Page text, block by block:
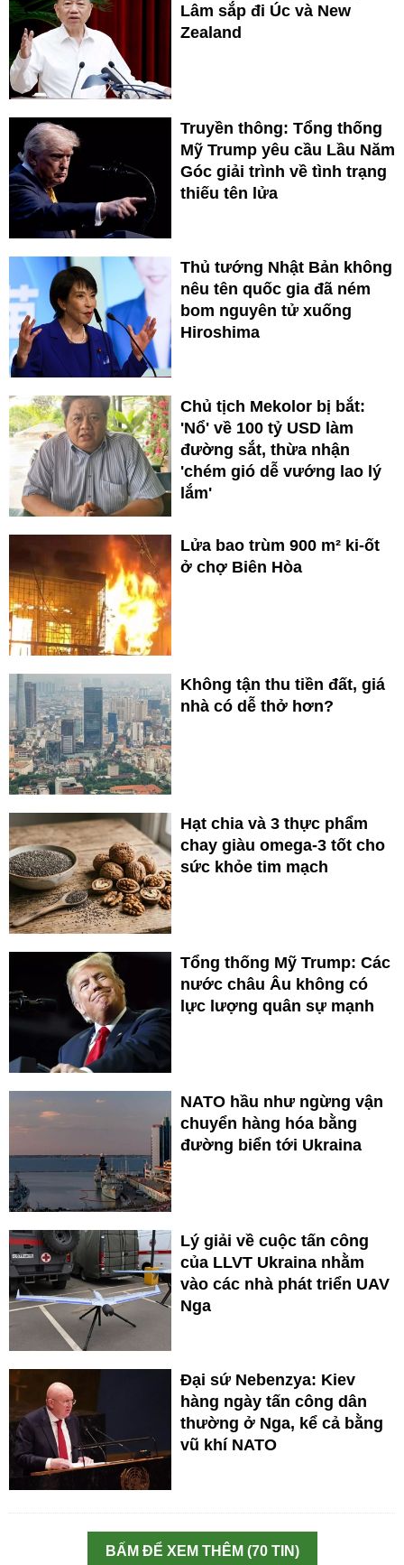
Lâm sắp đi Úc và New
Zealand
Truyền thông: Tổng thống
Mỹ Trump yêu cầu Lầu Năm
Góc giải trình về tình trạng
thiếu tên lửa
Thủ tướng Nhật Bản không
nêu tên quốc gia đã ném
bom nguyên tử xuống
Hiroshima
Chủ tịch Mekolor bị bắt:
'Nổ' về 100 tỷ USD làm
đường sắt, thừa nhận
'chém gió dễ vướng lao lý
lắm'
Lửa bao trùm 900 m² ki-ốt
ở chợ Biên Hòa
Không tận thu tiền đất, giá
nhà có dễ thở hơn?
Hạt chia và 3 thực phẩm
chay giàu omega-3 tốt cho
sức khỏe tim mạch
Tổng thống Mỹ Trump: Các
nước châu Âu không có
lực lượng quân sự mạnh
NATO hầu như ngừng vận
chuyển hàng hóa bằng
đường biển tới Ukraina
Lý giải về cuộc tấn công
của LLVT Ukraina nhằm
vào các nhà phát triển UAV
Nga
Đại sứ Nebenzya: Kiev
hàng ngày tấn công dân
thường ở Nga, kể cả bằng
vũ khí NATO
BẤM ĐỂ XEM THÊM (70 TIN)